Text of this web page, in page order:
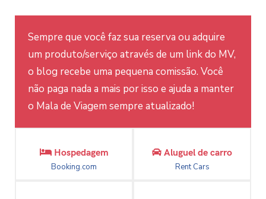
Sempre que você faz sua reserva ou adquire
um produto/serviço através de um link do MV,
o blog recebe uma pequena comissão. Você
não paga nada a mais por isso e ajuda a manter
o Mala de Viagem sempre atualizado!
Hospedagem
Booking.com
Aluguel de carro
Rent Cars